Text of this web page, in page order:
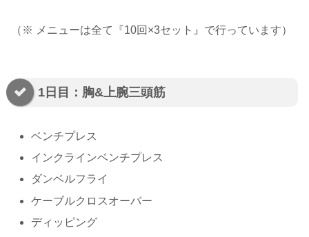
（※ メニューは全て『10回×3セット』で行っています）
1日目：胸&上腕三頭筋
ベンチプレス
インクラインベンチプレス
ダンベルフライ
ケーブルクロスオーバー
ディッピング